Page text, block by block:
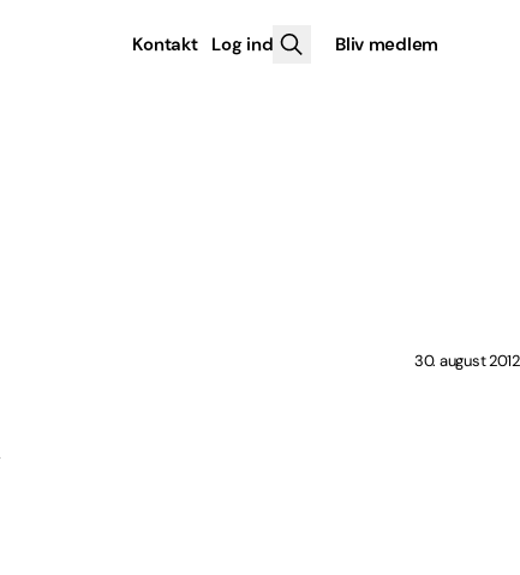
Kontakt Log ind Bliv medlem
30. august 2012